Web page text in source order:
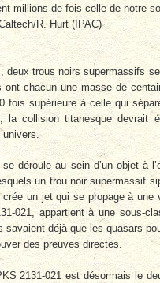
millions de fois celle de notre
R. Hurt (IPAC)
deux trous noirs supermassifs
ont chacun une masse de
fois supérieure à celle qui
collision titanesque devrait
déroule au sein d’un objet à
un trou noir supermassif
crée un jet qui se propage à une
021, appartient à une sous-
déjà que les quasars
des preuves directes.
2131-021 est désormais le